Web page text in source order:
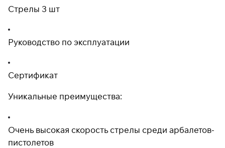
Стрелы 3 шт
Руководство по эксплуатации
Сертификат
Уникальные преимущества:
Очень высокая скорость стрелы среди арбалетов-
пистолетов